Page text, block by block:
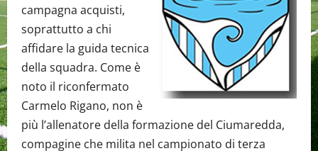
campagna acquisti,
soprattutto a chi
affidare la guida tecnica
della squadra. Come è
noto il riconfermato
Carmelo Rigano, non è
più l’allenatore della formazione del Ciumaredda,
compagine che milita nel campionato di terza